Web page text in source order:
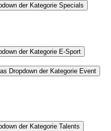
der Kategorie Specials
der Kategorie E-Sport
Dropdown der Kategorie Event
der Kategorie Talents